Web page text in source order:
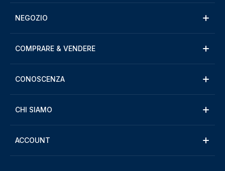
NEGOZIO
COMPRARE & VENDERE
CONOSCENZA
CHI SIAMO
ACCOUNT